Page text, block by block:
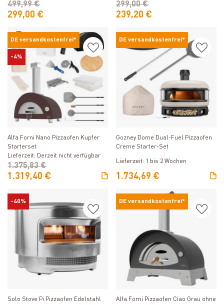
299,00 €
499,99 €
239,20 €
299,00 €
DE versandkostenfrei*
-4%
Produkt ansehen
Alfa Forni Nano Pizzaofen Kupfer
Starterset
Lieferzeit: Derzeit nicht verfügbar
1.319,40 €
1.375,83 €
DE versandkostenfrei*
Produkt ansehen
Gozney Dome Dual-Fuel Pizzaofen
Creme Starter-Set
Lieferzeit: 1 bis 2 Wochen
1.734,69 €
-40%
Solo Stove Pi Pizzaofen Edelstahl
DE versandkostenfrei*
Produkt ansehen
Alfa Forni Pizzaofen Ciao Grau ohne